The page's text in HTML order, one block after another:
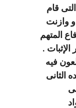
قام
و وازنت
المتهم
.
فيه
الثانى